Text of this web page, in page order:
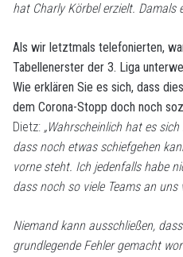
hat Charly Körbel erzielt. Damals
Als wir letztmals telefonierten,
Tabellenerster der 3. Liga
Wie erklären Sie es sich, dass
dem Corona-Stopp doch noch
Dietz: „Wahrscheinlich hat es
dass noch etwas schiefgehen
vorne steht. Ich jedenfalls habe
dass noch so viele Teams an uns
Niemand kann ausschließen,
grundlegende Fehler gemacht